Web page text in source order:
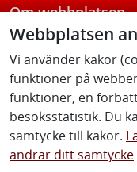
Webbplatsen
Vi använder kakor
funktioner på
funktioner, en
besöksstatistik. Du
samtycke till kakor.
ändrar ditt samtycke
Om webbplatsen
Följ oss
Facebook